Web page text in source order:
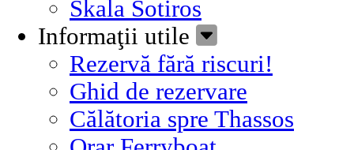
Skala Sotiros
Informaţii utile
Rezervă fără riscuri!
Ghid de rezervare
Călătoria spre Thassos